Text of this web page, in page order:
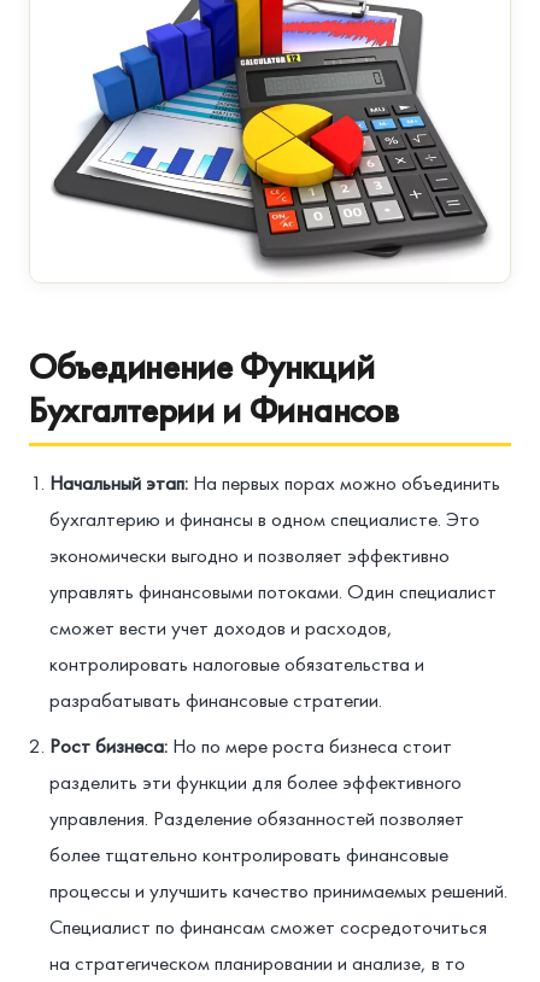
Объединение Функций
Бухгалтерии и Финансов
Начальный этап: На первых порах можно объединить
бухгалтерию и финансы в одном специалисте. Это
экономически выгодно и позволяет эффективно
управлять финансовыми потоками. Один специалист
сможет вести учет доходов и расходов,
контролировать налоговые обязательства и
разрабатывать финансовые стратегии.
Рост бизнеса: Но по мере роста бизнеса стоит
разделить эти функции для более эффективного
управления. Разделение обязанностей позволяет
более тщательно контролировать финансовые
процессы и улучшить качество принимаемых решений.
Специалист по финансам сможет сосредоточиться
на стратегическом планировании и анализе, в то